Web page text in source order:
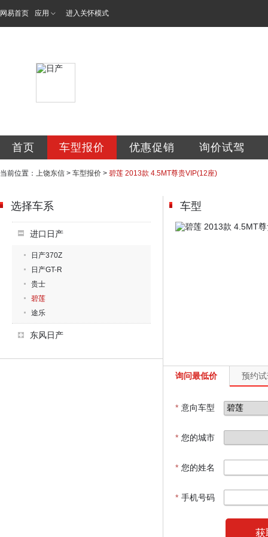
网易首页 应用 进入关怀模式
首页 车型报价 优惠促销 询价试驾
当前位置： 上饶东信 > 车型报价 > 碧莲 2013款 4.5MT尊贵VIP(12座)
选择车系
进口日产
日产370Z
日产GT-R
贵士
碧莲
途乐
东风日产
车型
询问最低价 预约
* 意向车型
* 您的城市
* 您的姓名
* 手机号码
获